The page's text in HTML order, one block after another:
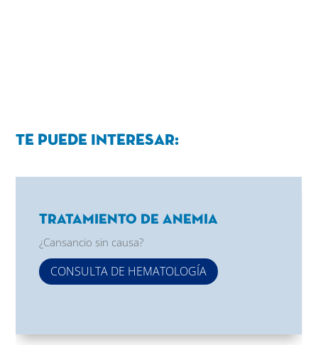
Te puede interesar:
Tratamiento de Anemia
¿Cansancio sin causa?
CONSULTA DE HEMATOLOGÍA